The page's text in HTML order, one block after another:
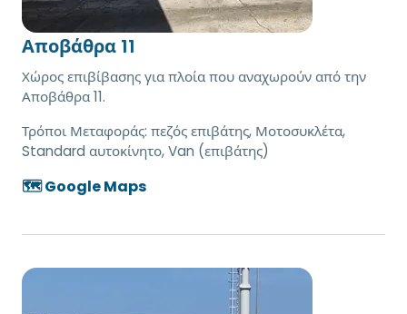
Αποβάθρα 11
Χώρος επιβίβασης για πλοία που αναχωρούν από την
Αποβάθρα 11.
Τρόποι Μεταφοράς: πεζός επιβάτης, Μοτοσυκλέτα,
Standard αυτοκίνητο, Van (επιβάτης)
🗺️ Google Maps